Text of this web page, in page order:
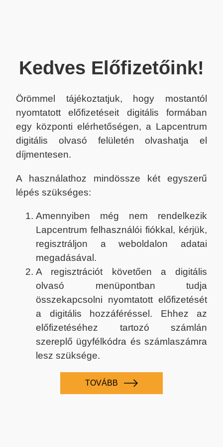
Kedves Előfizetőink!
Örömmel tájékoztatjuk, hogy mostantól
nyomtatott előfizetéseit digitális formában
egy központi elérhetőségen, a Lapcentrum
digitális olvasó felületén olvashatja el
díjmentesen.
A használathoz mindössze két egyszerű
lépés szükséges:
Amennyiben még nem rendelkezik
Lapcentrum felhasználói fiókkal, kérjük,
regisztráljon a weboldalon adatai
megadásával.
A regisztrációt követően a digitális
olvasó menüpontban tudja
összekapcsolni nyomtatott előfizetését
a digitális hozzáféréssel. Ehhez az
előfizetéséhez tartozó számlán
szereplő ügyfélkódra és számlaszámra
lesz szüksége.
TOVÁBB